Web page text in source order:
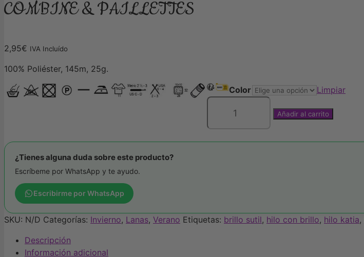
COMBINE & PAILLETTES
2,95€ IVA Incluído
100% Poliéster, 145m, 25g.
Color Limpiar
COMBINE
&
PAILLETTES
Añadir al carrito
¿Tienes alguna duda sobre este producto?
Escríbeme por WhatsApp y te ayudo.
Escribirme por WhatsApp
SKU: N/D Categorías: Invierno, Lanas, Verano Etiquetas: brillo sutil, hilo con brillo, hilo katia,
Descripción
Información adicional